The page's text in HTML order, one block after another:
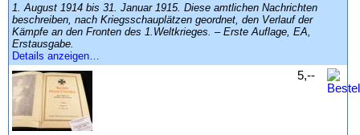
1. August 1914 bis 31. Januar 1915. Diese amtlichen Nachrichten
beschreiben, nach Kriegsschauplätzen geordnet, den Verlauf der
Kämpfe an den Fronten des 1.Weltkrieges. – Erste Auflage, EA,
Erstausgabe.
Details anzeigen…
5,--